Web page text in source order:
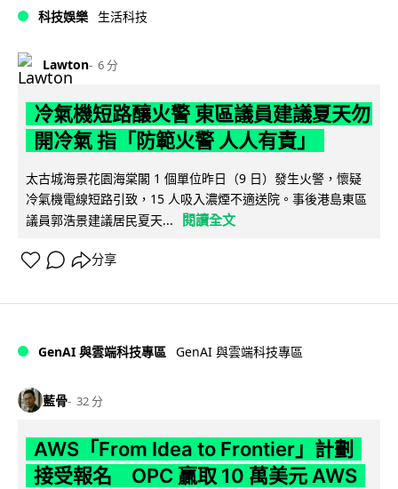
科技娛樂 生活科技
Lawton 6 分
冷氣機短路釀火警 東區議員建議夏天勿
開冷氣 指「防範火警 人人有責」
太古城海景花園海棠閣 1 個單位昨日（9 日）發生火警，懷疑
冷氣機電線短路引致，15 人吸入濃煙不適送院。事後港島東區
議員郭浩景建議居民夏天...
閱讀全文
分享
GenAI 與雲端科技專區 GenAI 與雲端科技專區
藍骨 32 分
AWS「From Idea to Frontier」計劃
接受報名 OPC 贏取 10 萬美元 AWS